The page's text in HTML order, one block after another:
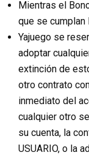
Mientras el
que se
Yajuego se
adoptar
extinción de
otro contrato
inmediato del
cualquier otro
su cuenta, la
USUARIO, o la